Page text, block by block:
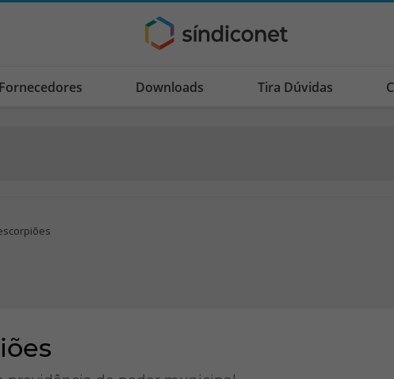
Fornecedores Downloads Tira Dúvidas